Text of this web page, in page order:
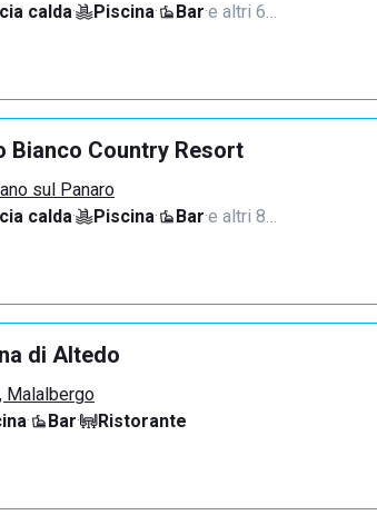
calda· Piscina· Bar·e altri 6…
Bianco Country Resort
sul Panaro
calda· Piscina· Bar·e altri 8…
di Altedo
Malalbergo
· Bar·
Ristorante